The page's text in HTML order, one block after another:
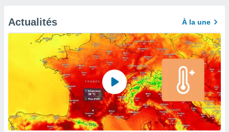
Actualités À la une